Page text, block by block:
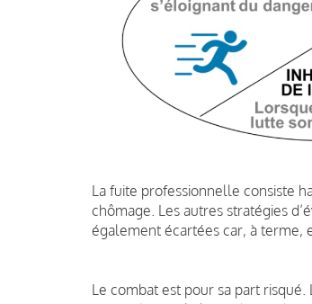
La fuite professionnelle consiste
chômage. Les autres stratégies
également écartées car, à terme,
Le combat est pour sa part